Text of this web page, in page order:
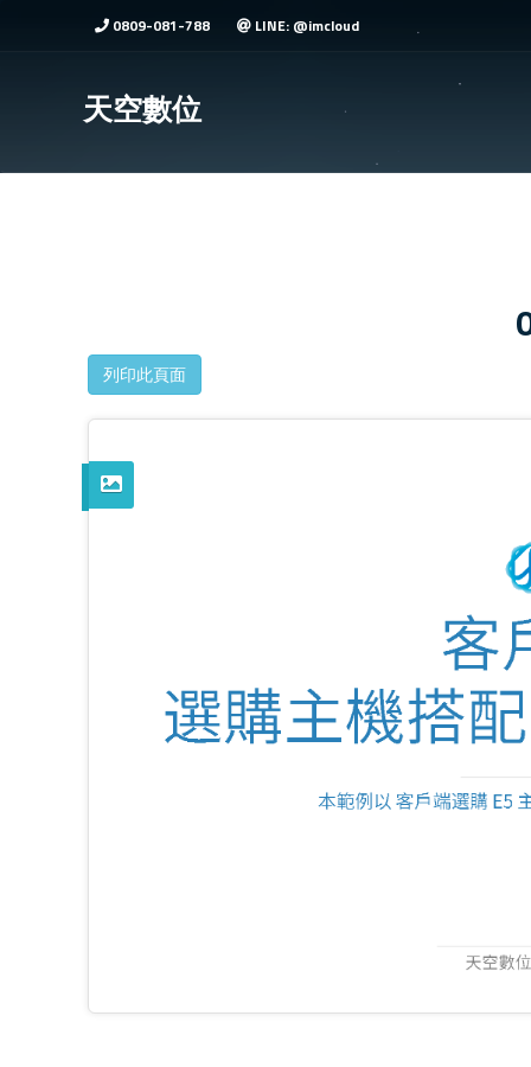
0809-081-788 LINE: @imcloud
天空數位